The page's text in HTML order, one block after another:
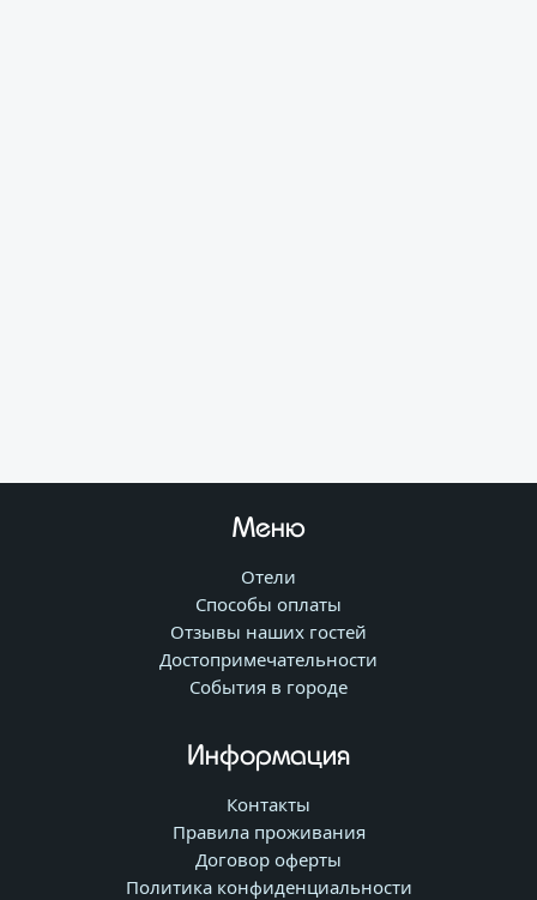
Меню
Отели
Способы оплаты
Отзывы наших гостей
Достопримечательности
События в городе
Информация
Контакты
Правила проживания
Договор оферты
Политика конфиденциальности